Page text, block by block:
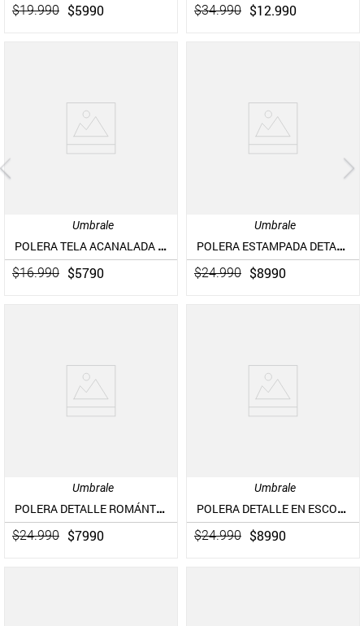
$19.990 $5990 $34.990 $12.990
Umbrale
POLERA TELA ACANALADA CON DETALLES EN ENCAJE
$16.990 $5790
Umbrale
POLERA ESTAMPADA DETALLE EN TIRANTES
$24.990 $8990
Umbrale
POLERA DETALLE ROMÁNTICO Y VUELOS
$24.990 $7990
Umbrale
POLERA DETALLE EN ESCOTE Y SISA
$24.990 $8990